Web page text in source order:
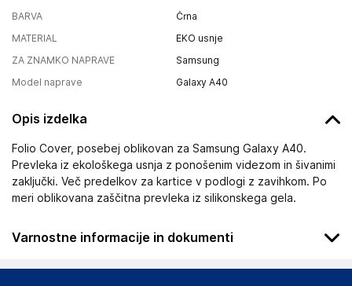
BARVA
Črna
MATERIAL
EKO usnje
ZA ZNAMKO NAPRAVE
Samsung
Model naprave
Galaxy A40
Opis izdelka
Folio Cover, posebej oblikovan za Samsung Galaxy A40.
Prevleka iz ekološkega usnja z ponošenim videzom in šivanimi
zaključki. Več predelkov za kartice v podlogi z zavihkom. Po
meri oblikovana zaščitna prevleka iz silikonskega gela.
Varnostne informacije in dokumenti
Podatki o proizvajalcu